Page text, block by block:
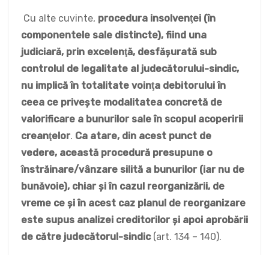
Cu alte cuvinte, procedura insolvenţei (în
componentele sale distincte), fiind una
judiciară, prin excelenţă, desfăşurată sub
controlul de legalitate al judecătorului-sindic,
nu implică în totalitate voinţa debitorului în
ceea ce priveşte modalitatea concretă de
valorificare a bunurilor sale în scopul acoperirii
creanţelor. Ca atare, din acest punct de
vedere, această procedură presupune o
înstrăinare/vânzare silită a bunurilor (iar nu de
bunăvoie), chiar şi în cazul reorganizării, de
vreme ce şi în acest caz planul de reorganizare
este supus analizei creditorilor şi apoi aprobării
de către judecătorul-sindic(art. 134 – 140).